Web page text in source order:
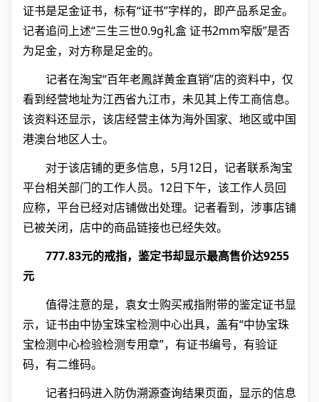
证书是足金证书，标有“证书”字样的，即产品系足金。
记者追问上述“三生三世0.9g礼盒 证书2mm窄版”是否
为足金，对方称是足金的。
记者在淘宝“百年老鳳詳黄金直销”店的资料中，仅
看到经营地址为江西省九江市，未见其上传工商信息。
该资料还显示，该店经营主体为海外国家、地区或中国
港澳台地区人士。
对于该店铺的更多信息，5月12日，记者联系淘宝
平台相关部门的工作人员。12日下午，该工作人员回
应称，平台已经对店铺做出处理。记者看到，涉事店铺
已被关闭，店中的商品链接也已经失效。
777.83元的戒指，鉴定书却显示最高售价达9255
元
值得注意的是，袁女士购买戒指附带的鉴定证书显
示，证书由中协宝珠宝检测中心出具，盖有“中协宝珠
宝检测中心检验检测专用章”，有证书编号，有验证
码，有二维码。
记者扫码进入防伪溯源查询结果页面，显示的信息